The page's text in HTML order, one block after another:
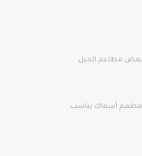
أيضًا رؤية بعض مطاعم الجيل
الآسيوي (بين 14 و20) في اسطنبول. أتمنى أن تجد مطعم أسماك يناسب